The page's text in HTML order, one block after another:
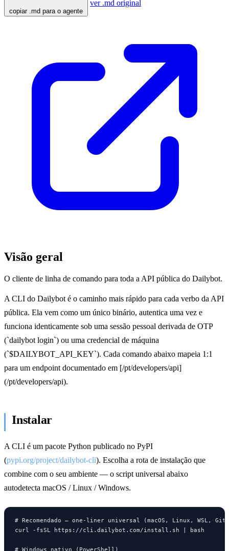
copiar .md para o agente
ver .md original
Visão geral
O cliente de linha de comando para toda a API pública do Dailybot.
A CLI do Dailybot é o caminho mais rápido para cada verbo da API
pública. Ela vem como um único binário, autentica uma vez e
funciona identicamente sob uma sessão pessoal derivada de OTP
(`dailybot login`) ou uma credencial de máquina
(`$DAILYBOT_API_KEY`). Cada comando abaixo mapeia 1:1
para um endpoint documentado em [/pt/developers/api]
(/pt/developers/api).
Instalar
A CLI é um pacote Python publicado no PyPI
(pypi.org/project/dailybot-cli). Escolha a rota de instalação que
combine com o seu ambiente — o script universal abaixo
autodetecta macOS / Linux / Windows.
# Recomendado — one-liner universal (macOS, Linux, WSL, Git
curl -fsSL https://cli.dailybot.com/install.sh | bash
# Windows nativo (PowerShell)